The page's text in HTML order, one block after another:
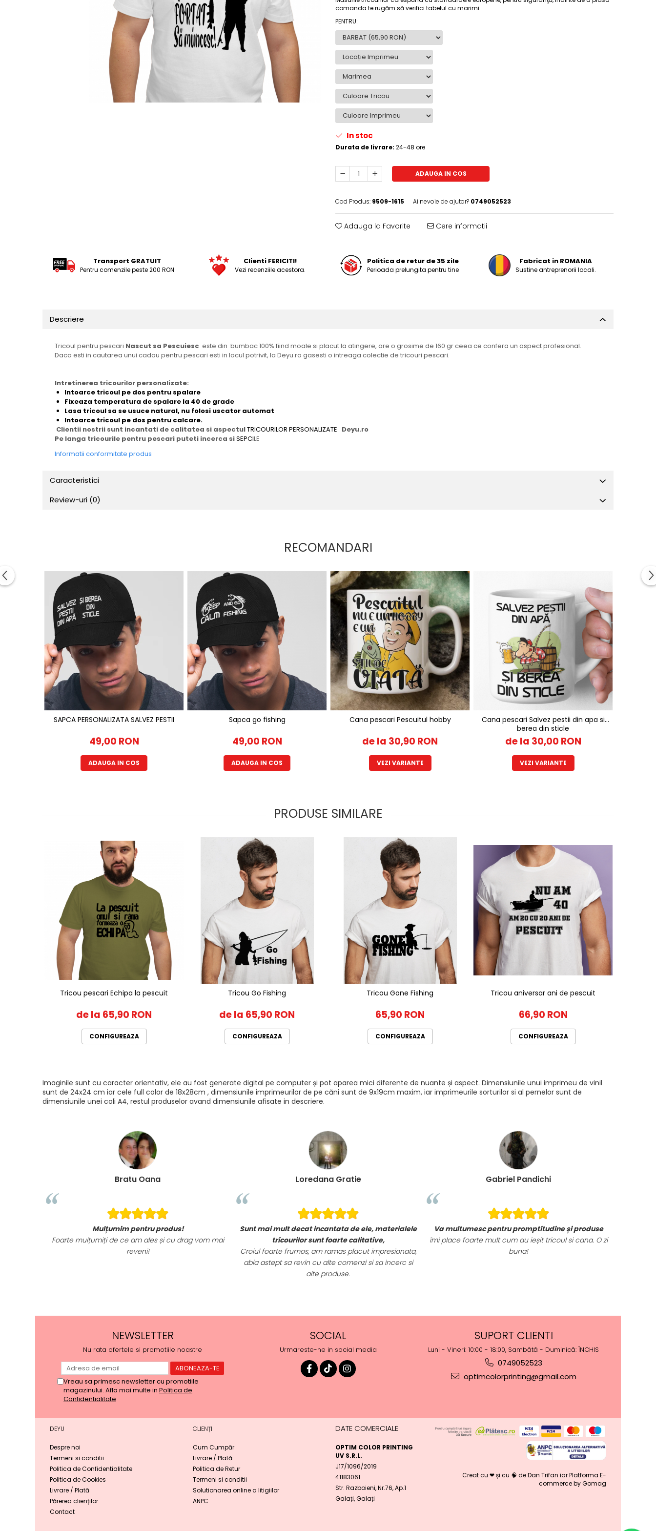
Tricouri Gameri
Tricouri Mesaje Virale
Tricouri Copii
comanda te rugăm să verifici tabelul cu marimi.
PENTRU:
In stoc
Durata de livrare: 24-48 ore
ADAUGA IN COS
Cod Produs: 9509-1615 Ai nevoie de ajutor? 0749052523
Adauga la Favorite Cere informatii
Transport GRATUIT
Pentru comenzile peste 200 RON
Clienti FERICITI!
Vezi recenziile acestora.
Politica de retur de 35 zile
Perioada prelungita pentru tine
Fabricat in ROMANIA
Sustine antreprenorii locali.
Descriere
Tricoul pentru pescari Nascut sa Pescuiesc este din bumbac 100% fiind moale si placut la atingere, are o grosime de 160 gr ceea ce confera un aspect profesional.
Daca esti in cautarea unui cadou pentru pescari esti in locul potrivit, la Deyu.ro gasesti o intreaga colectie de tricouri pescari.
Intretinerea tricourilor personalizate:
Intoarce tricoul pe dos pentru spalare
Fixeaza temperatura de spalare la 40 de grade
Lasa tricoul sa se usuce natural, nu folosi uscator automat
Intoarce tricoul pe dos pentru calcare.
Clientii nostrii sunt incantati de calitatea si aspectulTRICOURILOR PERSONALIZATE Deyu.ro
Pe langa tricourile pentru pescari puteti incerca siSEPCILE
Informatii conformitate produs
Caracteristici
Review-uri (0)
RECOMANDARI
SAPCA PERSONALIZATA SALVEZ PESTII
49,00 RON
ADAUGA IN COS
Sapca go fishing
49,00 RON
ADAUGA IN COS
Cana pescari Pescuitul hobby
de la 30,90 RON
VEZI VARIANTE
Cana pescari Salvez pestii din apa si
berea din sticle
de la 30,00 RON
VEZI VARIANTE
PRODUSE SIMILARE
Tricou pescari Echipa la pescuit
de la 65,90 RON
CONFIGUREAZA
Tricou Go Fishing
de la 65,90 RON
CONFIGUREAZA
Tricou Gone Fishing
65,90 RON
CONFIGUREAZA
Tricou aniversar ani de pescuit
66,90 RON
CONFIGUREAZA
Imaginile sunt cu caracter orientativ, ele au fost generate digital pe computer și pot aparea mici diferente de nuante și aspect. Dimensiunile unui imprimeu de vinil
sunt de 24x24 cm iar cele full color de 18x28cm , dimensiunile imprimeurilor de pe căni sunt de 9x19cm maxim, iar imprimeurile sorturilor si al pernelor sunt de
dimensiunile unei coli A4, restul produselor avand dimensiunile afisate in descriere.
Bratu Oana
Mulțumim pentru produs!
Foarte mulțumiți de ce am ales și cu drag vom mai
reveni!
Loredana Gratie
Sunt mai mult decat incantata de ele, materialele
tricourilor sunt foarte calitative,
Croiul foarte frumos, am ramas placut impresionata,
abia astept sa revin cu alte comenzi si sa incerc si
alte produse.
Gabriel Pandichi
Va multumesc pentru promptitudine și produse
îmi place foarte mult cum au ieșit tricoul si cana. O zi
buna!
NEWSLETTER
Nu rata ofertele si promotiile noastre
Vreau sa primesc newsletter cu promotiile
magazinului. Afla mai multe in Politica de
Confidentialitate
SOCIAL
Urmareste-ne in social media
SUPORT CLIENTI
Luni - Vineri: 10:00 - 18:00, Sambătă - Duminică: ÎNCHIS
0749052523
optimcolorprinting@gmail.com
DEYU
Despre noi
Termeni si conditii
Politica de Confidentialitate
Politica de Cookies
Livrare / Plată
Părerea clienților
Contact
CLIENȚI
Cum Cumpăr
Livrare / Plată
Politica de Retur
Termeni si conditii
Solutionarea online a litigiilor
ANPC
DATE COMERCIALE
OPTIM COLOR PRINTING
UV S.R.L.
J17/1096/2019
41183061
Str. Razboieni, Nr.76, Ap.1
Galați, Galați
Creat cu ❤ și cu 🧠 de Dan Trifan iarPlatforma E-
commerce by Gomag